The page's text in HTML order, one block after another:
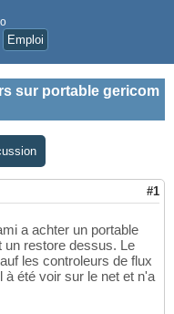
Emploi
sur portable gericom
#1
a achter un portable
un restore dessus. Le
les controleurs de flux
à été voir sur le net et n'a